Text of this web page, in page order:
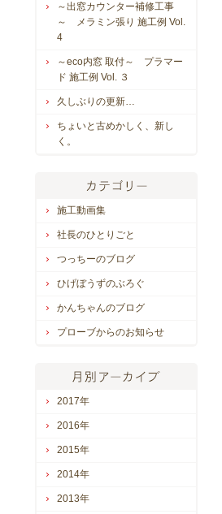
～出窓カウンター補修工事
～ メラミン張り 施工例 Vol.
4
～eco内窓 取付～ プラマー
ド 施工例 Vol. ３
久しぶりの更新…
ちょいと古めかしく、新し
く。
施工動画集
社長のひとりごと
つっちーのブログ
ひげぼうずのぶろぐ
かんちゃんのブログ
プローブからのお知らせ
2017年
2016年
2015年
2014年
2013年